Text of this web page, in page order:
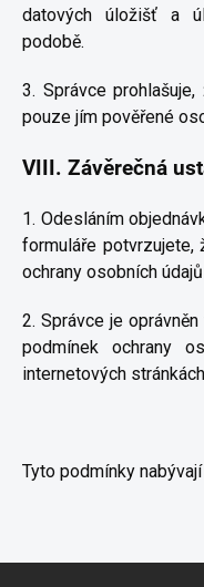
datových úložišť a
podobě.
3. Správce
pouze jím pověřené
VIII. Závěrečná
1. Odesláním
formuláře
ochrany osobních
2. Správce je
podmínek ochrany
internetových
Tyto podmínky